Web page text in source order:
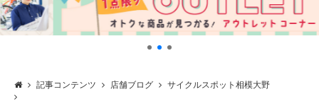
記事コンテンツ 店舗ブログ サイクルスポット相模大野